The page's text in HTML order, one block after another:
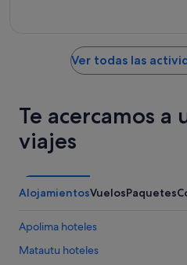
Ver todas las
Te acercamos a
viajes
AlojamientosVuelosPaquetes
Apolima hoteles
Matautu hoteles